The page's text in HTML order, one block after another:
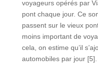
voyageurs opérés par
pont chaque jour. Ce
passent sur le vieux
moins important de
cela, on estime qu’il
automobiles par jour